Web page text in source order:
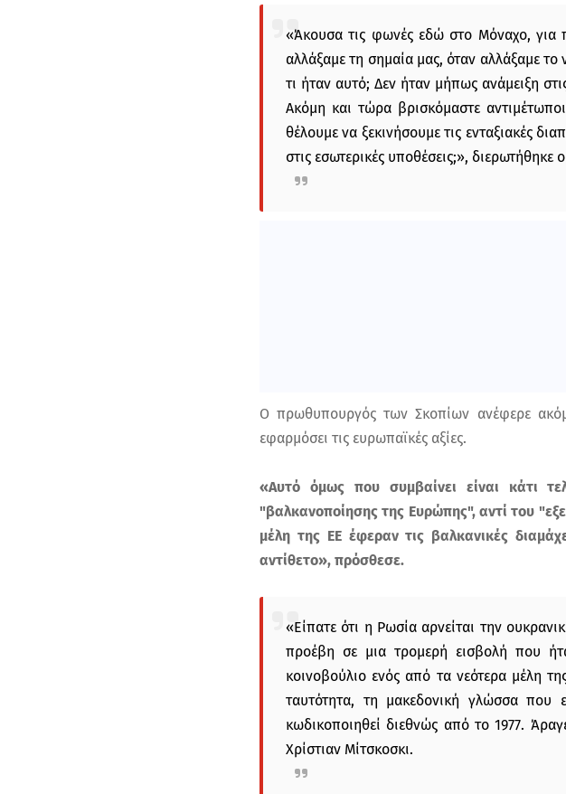
«Άκουσα τις φωνές εδώ στο Μόναχο, για
αλλάξαμε τη σημαία μας, όταν αλλάξαμε
τι ήταν αυτό; Δεν ήταν μήπως ανάμειξη
Ακόμη και τώρα βρισκόμαστε
θέλουμε να ξεκινήσουμε τις ενταξιακές
στις εσωτερικές υποθέσεις;», διερωτήθηκε
Ο πρωθυπουργός των Σκοπίων ανέφερε
εφαρμόσει τις ευρωπαϊκές αξίες.
«Αυτό όμως που συμβαίνει είναι κάτι
"βαλκανοποίησης της Ευρώπης", αντί του
μέλη της ΕΕ έφεραν τις βαλκανικές
αντίθετο», πρόσθεσε.
«Είπατε ότι η Ρωσία αρνείται την
προέβη σε μια τρομερή εισβολή που
κοινοβούλιο ενός από τα νεότερα μέλη
ταυτότητα, τη μακεδονική γλώσσα
κωδικοποιηθεί διεθνώς από το 1977.
Χρίστιαν Μίτσκοσκι.